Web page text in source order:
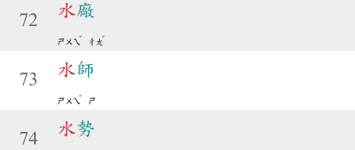
72
水廠
ㄕㄨㄟ
ˇ
ㄔㄤ
ˇ
73
水師
ㄕㄨㄟ
ˇ
ㄕ
74
水勢